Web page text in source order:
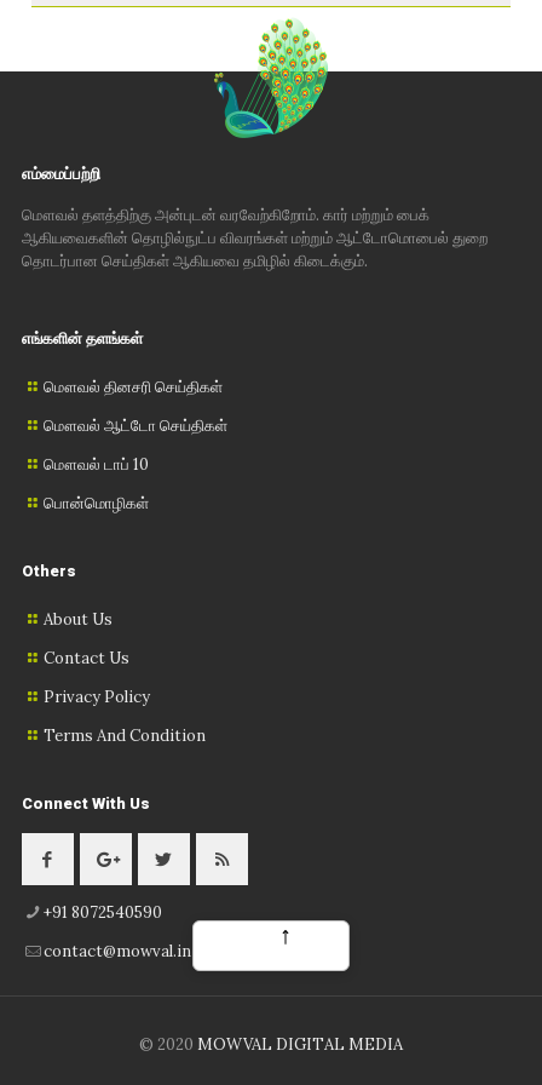
எம்மைப்பற்றி
மௌவல் தளத்திற்கு அன்புடன் வரவேற்கிறோம். கார் மற்றும் பைக்
ஆகியவைகளின் தொழில்நுட்ப விவரங்கள் மற்றும் ஆட்டோமொபைல் துறை
தொடர்பான செய்திகள் ஆகியவை தமிழில் கிடைக்கும்.
எங்களின் தளங்கள்
மௌவல் தினசரி செய்திகள்
மௌவல் ஆட்டோ செய்திகள்
மௌவல் டாப் 10
பொன்மொழிகள்
Others
About Us
Contact Us
Privacy Policy
Terms And Condition
Connect With Us
+91 8072540590
contact@mowval.in
© 2020 MOWVAL DIGITAL MEDIA